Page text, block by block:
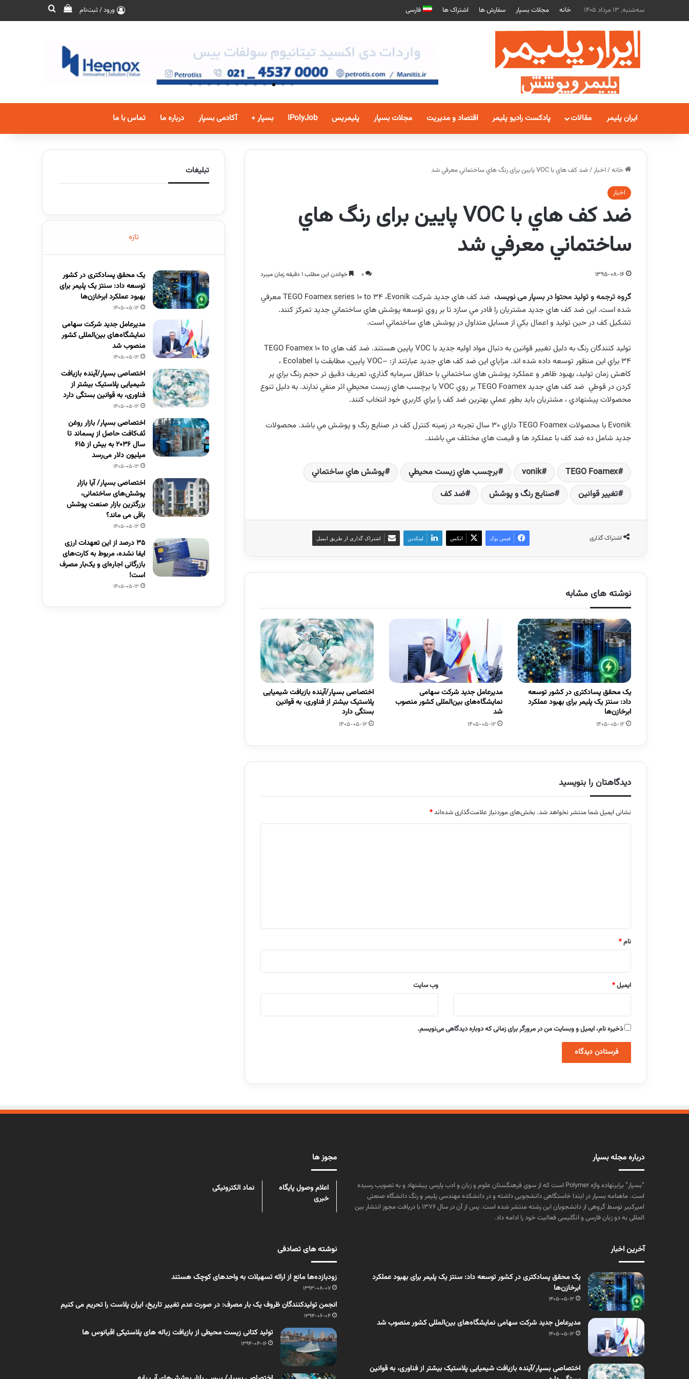
سه‌شنبه, 13 مرداد 1405 خانه مجلات بسپار سفارش ها اشتراک ها فارسی ورود / ثبت‌نام
ایران پلیمر مقالات پادکست رادیو پلیمر اقتصاد و مدیریت مجلات بسپار پلیمریس IPolyJob بسپار + آکادمی بسپار درباره ما تماس با ما
خانه/ اخبار/ضد كف هاي با VOC پايين برای رنگ هاي ساختماني معرفي شد
اخبار
ضد كف هاي با VOC پايين برای رنگ هاي
ساختماني معرفي شد
1395-08-16
0 خواندن این مطلب 1 دقیقه زمان میبرد
گروه ترجمه و تولید محتوا در بسپار می نویسد، ضد كف هاي جديد شرکت Evonik، TEGO Foamex series 10 to 34معرفي
شده است. اين ضد كف هاي جديد مشتريان را قادر مي سازد تا بر روي توسعه پوشش هاي ساختماني جديد تمركز كنند.
تشكيل كف در حين توليد و اعمال يكي از مسایل متداول در پوشش هاي ساختماني است.
توليد كنندگان رنگ به دليل تغيير قوانين به دنبال مواد اوليه جديد با VOC پايين هستند. ضد كف هاي TEGO Foamex 10 to
34 براي اين منظور توسعه داده شده اند. مزاياي اين ضد كف هاي جديد عبارتند از: –VOC پايين، مطابقت با Ecolabel ،
كاهش زمان توليد، بهبود ظاهر و عملكرد پوشش هاي ساختماني با حداقل سرمايه گذاري، تعريف دقيق تر حجم رنگ براي پر
كردن در قوطي ضد كف هاي جديدTEGO Foamexبر روي VOC يا برچسب هاي زيست محيطي اثر منفي ندارند. به دليل تنوع
محصولات پيشنهادي ، مشتريان بايد بطور عملي بهترين ضد كف را براي كاربري خود انتخاب كنند.
Evonik با محصولاتTEGO Foamex
داراي 30 سال تجربه در زمينه كنترل كف در صنايع رنگ و پوشش مي باشد. محصولات
جديد شامل ده ضد كف با عملكرد ها و قيمت هاي مختلف مي باشند.
TEGO Foamex
vonik برچسب هاي زيست محيطي
پوشش هاي ساختماني
تغيير قوانين
صنايع رنگ و پوشش ضد كف
اشتراک گذاری فیس بوک ایکس لینکدین اشتراک گذاری از طریق ایمیل
نوشته های مشابه
یک محقق پسادکتری در کشور توسعه
داد: سنتز یک پلیمر برای بهبود عملکرد
ابرخازن‌ها
1405-05-12
مدیرعامل جدید شرکت سهامی
نمایشگاه‌های بین‌المللی کشور منصوب
شد
1405-05-12
اختصاصی بسپار/آینده بازیافت شیمیایی
پلاستیک بیشتر از فناوری، به قوانین
بستگی دارد
1405-05-12
دیدگاهتان را بنویسید
نشانی ایمیل شما منتشر نخواهد شد. بخش‌های موردنیاز علامت‌گذاری شده‌اند*
نام*
ایمیل* وب‌ سایت
ذخیره نام، ایمیل و وبسایت من در مرورگر برای زمانی که دوباره دیدگاهی می‌نویسم.
تبلیغات
تازه
یک محقق پسادکتری در کشور
توسعه داد: سنتز یک پلیمر برای
بهبود عملکرد ابرخازن‌ها
1405-05-12
مدیرعامل جدید شرکت سهامی
نمایشگاه‌های بین‌المللی کشور
منصوب شد
1405-05-12
اختصاصی بسپار/آینده بازیافت
شیمیایی پلاستیک بیشتر از
فناوری، به قوانین بستگی دارد
1405-05-12
اختصاصی بسپار/ بازار روغن
تَف‌کافت حاصل از پسماند تا
سال ۲۰۳۶ به بیش از ۶۱۵
میلیون دلار می‌رسد
1405-05-12
اختصاصی بسپار/ آیا بازار
پوشش‌های ساختمانی،
بزرگترین بازار صنعت پوشش
باقی می ماند؟
1405-05-12
۳۵ درصد از این تعهدات ارزی
ایفا نشده، مربوط به کارت‌های
بازرگانی اجاره‌ای و یک‌بار مصرف
است!
1405-05-12
درباره مجله بسپار
“بسپار” برابرنهاده واژه Polymer است که از سوی فرهنگستان علوم و زبان و ادب پارسی پیشنهاد و به تصویب رسیده
است. ماهنامه بسپار در ابتدا خاستگاهی دانشجویی داشته و در دانشکده مهندسی پلیمر و رنگ دانشگاه صنعتی
امیرکبیر توسط گروهی از دانشجویان این رشته منتشر شده است. پس از آن در سال ۱۳۷۶ با دریافت مجوز انتشار بین
المللی به دو زبان فارسی و انگلیسی فعالیت خود را ادامه داد.
مجوز ها
اعلام وصول پایگاه
خبری
نماد الکترونیکی
آخرین اخبار
یک محقق پسادکتری در کشور توسعه داد: سنتز یک پلیمر برای بهبود عملکرد
ابرخازن‌ها
1405-05-12
مدیرعامل جدید شرکت سهامی نمایشگاه‌های بین‌المللی کشور منصوب شد
1405-05-12
اختصاصی بسپار/آینده بازیافت شیمیایی پلاستیک بیشتر از فناوری، به قوانین
نوشته های تصادفی
زودبازده‌ها مانع از ارائه تسهیلات به واحدهای کوچک هستند
1393-08-07
انجمن تولیدکنندگان ظروف یک بار مصرف: در صورت عدم تغییر تاریخ، ایران پلاست را تحریم می کنیم
1394-06-04
تولید کتانی زیست محیطی از بازیافت زباله های پلاستیکی اقیانوس ها
1394-04-16